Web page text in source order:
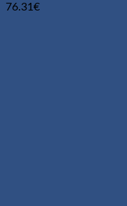
76.31 €